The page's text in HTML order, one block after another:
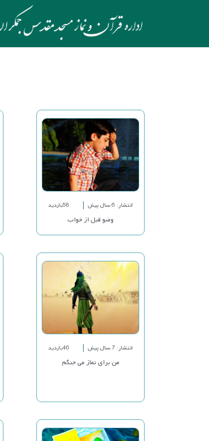
انتشار: 6 سال پیش 58بازدید
وضو قبل از خواب
انتشار: 7 سال پیش 46بازدید
من برای نماز می جنگم